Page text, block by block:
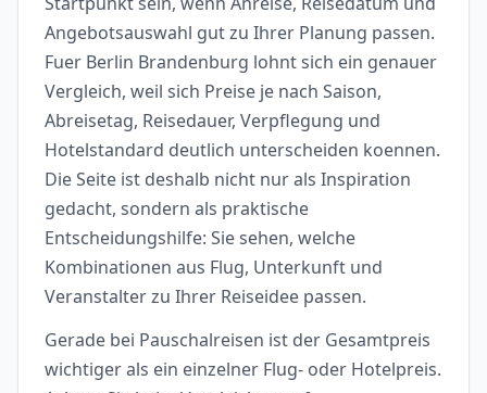
Angebotsauswahl gut zu Ihrer Planung passen.
Fuer Berlin Brandenburg lohnt sich ein genauer
Vergleich, weil sich Preise je nach Saison,
Abreisetag, Reisedauer, Verpflegung und
Hotelstandard deutlich unterscheiden koennen.
Die Seite ist deshalb nicht nur als Inspiration
gedacht, sondern als praktische
Entscheidungshilfe: Sie sehen, welche
Kombinationen aus Flug, Unterkunft und
Veranstalter zu Ihrer Reiseidee passen.
Gerade bei Pauschalreisen ist der Gesamtpreis
wichtiger als ein einzelner Flug- oder Hotelpreis.